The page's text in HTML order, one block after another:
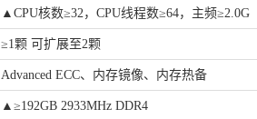
▲ CPU核数≥32，CPU线程数≥64，主频≥2.0G
≥1颗 可扩展至2颗
Advanced ECC、内存镜像、内存热备
▲ ≥192GB 2933MHz DDR4